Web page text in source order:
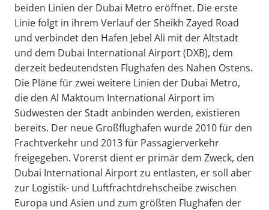
beiden Linien der Dubai Metro eröffnet. Die erste
Linie folgt in ihrem Verlauf der Sheikh Zayed Road
und verbindet den Hafen Jebel Ali mit der Altstadt
und dem Dubai International Airport (DXB), dem
derzeit bedeutendsten Flughafen des Nahen Ostens.
Die Pläne für zwei weitere Linien der Dubai Metro,
die den Al Maktoum International Airport im
Südwesten der Stadt anbinden werden, existieren
bereits. Der neue Großflughafen wurde 2010 für den
Frachtverkehr und 2013 für Passagierverkehr
freigegeben. Vorerst dient er primär dem Zweck, den
Dubai International Airport zu entlasten, er soll aber
zur Logistik- und Luftfrachtdrehscheibe zwischen
Europa und Asien und zum größten Flughafen der